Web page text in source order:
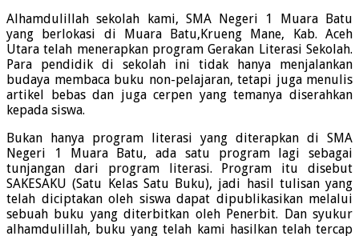
Alhamdulillah sekolah kami, SMA Negeri 1 Muara Batu
yang berlokasi di Muara Batu,Krueng Mane, Kab. Aceh
Utara telah menerapkan program Gerakan Literasi Sekolah.
Para pendidik di sekolah ini tidak hanya menjalankan
budaya membaca buku non-pelajaran, tetapi juga menulis
artikel bebas dan juga cerpen yang temanya diserahkan
kepada siswa.
Bukan hanya program literasi yang diterapkan di SMA
Negeri 1 Muara Batu, ada satu program lagi sebagai
tunjangan dari program literasi. Program itu disebut
SAKESAKU (Satu Kelas Satu Buku), jadi hasil tulisan yang
telah diciptakan oleh siswa dapat dipublikasikan melalui
sebuah buku yang diterbitkan oleh Penerbit. Dan syukur
alhamdulillah, buku yang telah kami hasilkan telah tercap